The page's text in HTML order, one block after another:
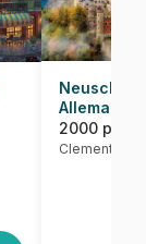
Allemagne
2000
Clementoni